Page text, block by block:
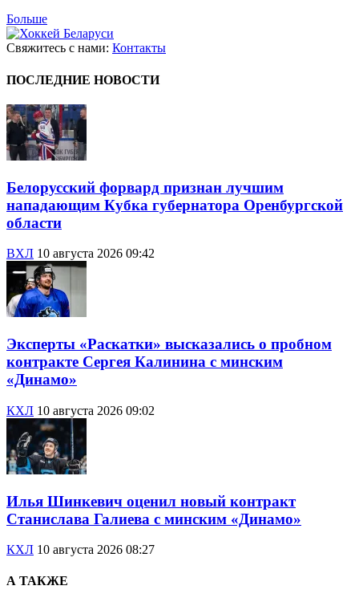
Больше
Свяжитесь с нами: Контакты
ПОСЛЕДНИЕ НОВОСТИ
Белорусский форвард признан лучшим
нападающим Кубка губернатора Оренбургской
области
ВХЛ 10 августа 2026 09:42
Эксперты «Раскатки» высказались о пробном
контракте Сергея Калинина с минским
«Динамо»
КХЛ 10 августа 2026 09:02
Илья Шинкевич оценил новый контракт
Станислава Галиева с минским «Динамо»
КХЛ 10 августа 2026 08:27
А ТАКЖЕ